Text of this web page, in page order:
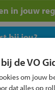
in jouw
bij jou?
de VO
om jouw
dat alles op